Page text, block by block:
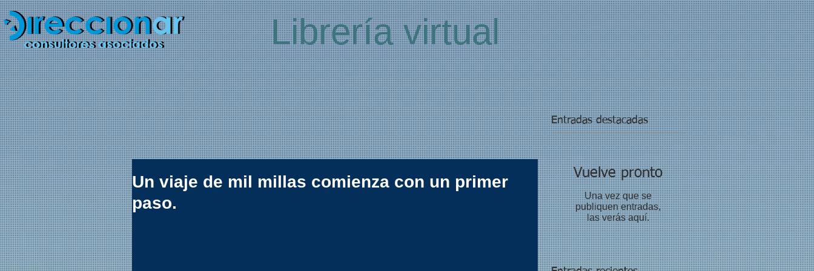
Librería virtual
Entradas destacadas
Un viaje de mil millas comienza con un primer
paso.
Vuelve pronto
Una vez que se
publiquen entradas,
las verás aquí.